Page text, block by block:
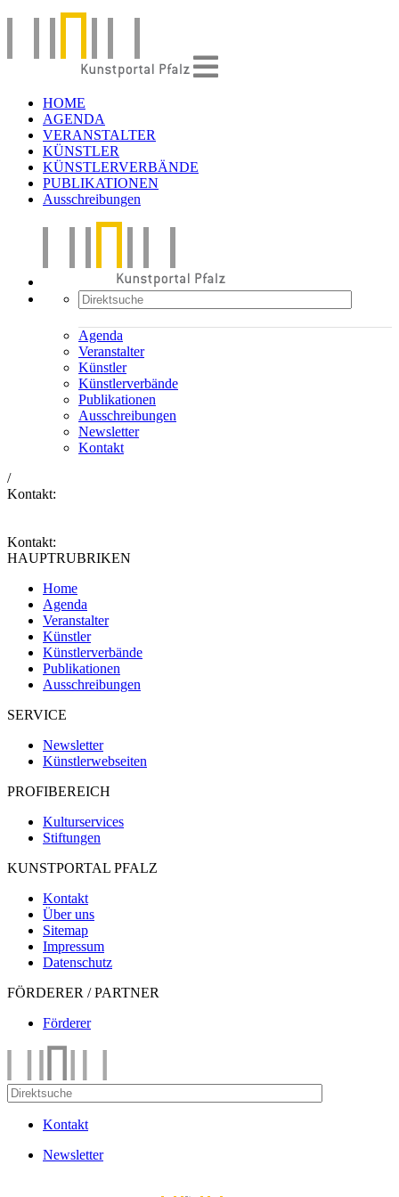
HOME
AGENDA
VERANSTALTER
KÜNSTLER
KÜNSTLERVERBÄNDE
PUBLIKATIONEN
Ausschreibungen
Agenda
Veranstalter
Künstler
Künstlerverbände
Publikationen
Ausschreibungen
Newsletter
Kontakt
/
Kontakt:
Kontakt:
HAUPTRUBRIKEN
Home
Agenda
Veranstalter
Künstler
Künstlerverbände
Publikationen
Ausschreibungen
SERVICE
Newsletter
Künstlerwebseiten
PROFIBEREICH
Kulturservices
Stiftungen
KUNSTPORTAL PFALZ
Kontakt
Über uns
Sitemap
Impressum
Datenschutz
FÖRDERER / PARTNER
Förderer
Kontakt
Newsletter